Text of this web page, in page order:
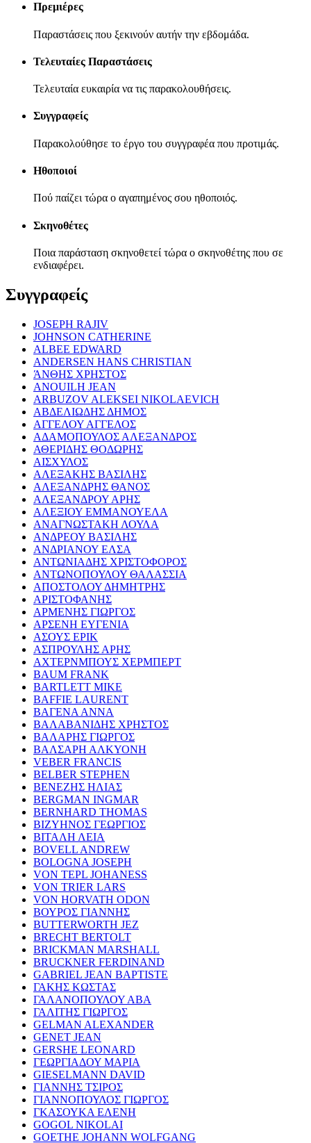
Πρεμιέρες
Παραστάσεις που ξεκινούν αυτήν την εβδομάδα.
Τελευταίες Παραστάσεις
Τελευταία ευκαιρία να τις παρακολουθήσεις.
Συγγραφείς
Παρακολούθησε το έργο του συγγραφέα που προτιμάς.
Ηθοποιοί
Πού παίζει τώρα ο αγαπημένος σου ηθοποιός.
Σκηνοθέτες
Ποια παράσταση σκηνοθετεί τώρα ο σκηνοθέτης που σε
ενδιαφέρει.
Συγγραφείς
JOSEPH RAJIV
JOHNSON CATHERINE
ALBEE EDWARD
ANDERSEN HANS CHRISTIAN
ΆΝΘΗΣ ΧΡΗΣΤΟΣ
ANOUILH JEAN
ARBUZOV ALEKSEI NIKOLAEVICH
ΑΒΔΕΛΙΩΔΗΣ ΔΗΜΟΣ
ΑΓΓΕΛΟΥ ΑΓΓΕΛΟΣ
ΑΔΑΜΟΠΟΥΛΟΣ ΑΛΕΞΑΝΔΡΟΣ
ΑΘΕΡΙΔΗΣ ΘΟΔΩΡΗΣ
ΑΙΣΧΥΛΟΣ
ΑΛΕΞΑΚΗΣ ΒΑΣΙΛΗΣ
ΑΛΕΞΑΝΔΡΗΣ ΘΑΝΟΣ
ΑΛΕΞΑΝΔΡΟΥ ΑΡΗΣ
ΑΛΕΞΙΟΥ ΕΜΜΑΝΟΥΕΛΑ
ΑΝΑΓΝΩΣΤΑΚΗ ΛΟΥΛΑ
ΑΝΔΡΕΟΥ ΒΑΣΙΛΗΣ
ΑΝΔΡΙΑΝΟΥ ΕΛΣΑ
ΑΝΤΩΝΙΑΔΗΣ ΧΡΙΣΤΟΦΟΡΟΣ
ΑΝΤΩΝΟΠΟΥΛΟΥ ΘΑΛΑΣΣΙΑ
ΑΠΟΣΤΟΛΟΥ ΔΗΜΗΤΡΗΣ
ΑΡΙΣΤΟΦΑΝΗΣ
ΑΡΜΕΝΗΣ ΓΙΩΡΓΟΣ
ΑΡΣΕΝΗ ΕΥΓΕΝΙΑ
ΑΣΟΥΣ ΕΡΙΚ
ΑΣΠΡΟΥΛΗΣ ΑΡΗΣ
ΑΧΤΕΡΝΜΠΟΥΣ ΧΕΡΜΠΕΡΤ
BAUM FRANK
BARTLETT MIKE
BAFFIE LAURENT
ΒΑΓΕΝΑ ΑΝΝΑ
ΒΑΛΑΒΑΝΙΔΗΣ ΧΡΗΣΤΟΣ
ΒΑΛΑΡΗΣ ΓΙΩΡΓΟΣ
ΒΑΛΣΑΡΗ ΑΛΚΥΟΝΗ
VEBER FRANCIS
BELBER STEPHEN
ΒΕΝΕΖΗΣ ΗΛΙΑΣ
BERGMAN INGMAR
BERNHARD THOMAS
ΒΙΖΥΗΝΟΣ ΓΕΩΡΓΙΟΣ
ΒΙΤΑΛΗ ΛΕΙΑ
BOVELL ANDREW
BOLOGNA JOSEPH
VON TEPL JOHANESS
VON TRIER LARS
VON HORVATH ODON
ΒΟΥΡΟΣ ΓΙΑΝΝΗΣ
BUTTERWORTH JEZ
BRECHT BERTOLT
BRICKMAN MARSHALL
BRUCKNER FERDINAND
GABRIEL JEAN BAPTISTE
ΓΑΚΗΣ ΚΩΣΤΑΣ
ΓΑΛΑΝΟΠΟΥΛΟΥ ΑΒΑ
ΓΑΛΙΤΗΣ ΓΙΩΡΓΟΣ
GELMAN ALEXANDER
GENET JEAN
GERSHE LEONARD
ΓΕΩΡΓΙΑΔΟΥ ΜΑΡΙΑ
GIESELMANN DAVID
ΓΙΑΝΝΗΣ ΤΣΙΡΟΣ
ΓΙΑΝΝΟΠΟΥΛΟΣ ΓΙΩΡΓΟΣ
ΓΚΑΣΟΥΚΑ ΕΛΕΝΗ
GOGOL NIKOLAI
GOETHE JOHANN WOLFGANG